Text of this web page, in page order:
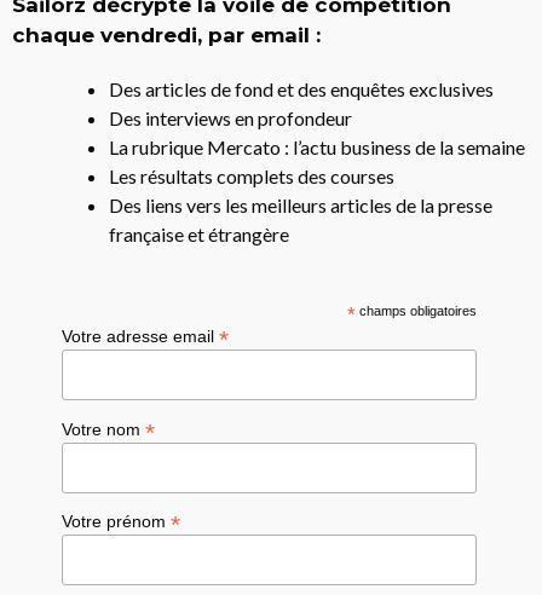
chaque vendredi, par email :
Des articles de fond et des enquêtes exclusives
Des interviews en profondeur
La rubrique Mercato : l’actu business de la semaine
Les résultats complets des courses
Des liens vers les meilleurs articles de la presse
française et étrangère
*champs obligatoires
Votre adresse email*
Votre nom*
Votre prénom*